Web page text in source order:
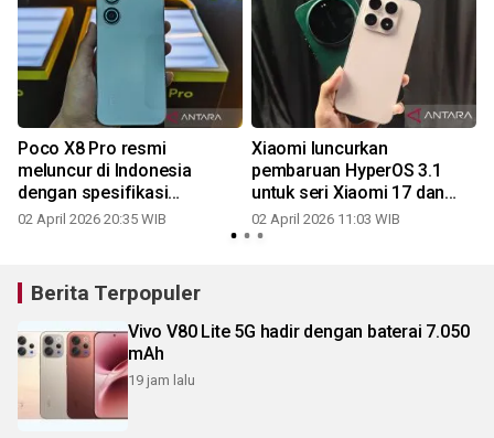
Poco X8 Pro resmi
meluncur di Indonesia
dengan spesifikasi
unggulan
02 April 2026 20:35 WIB
Xiaomi luncurkan
pembaruan HyperOS 3.1
untuk seri Xiaomi 17 dan
Poco Pad
02 April 2026 11:03 WIB
Berita Terpopuler
Vivo V80 Lite 5G hadir dengan baterai 7.050
mAh
19 jam lalu